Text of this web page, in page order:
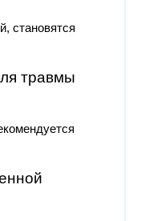
становятся
травмы